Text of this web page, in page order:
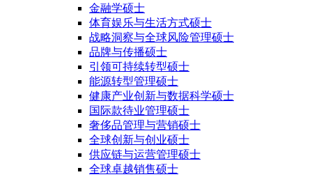
金融学硕士
体育娱乐与生活方式硕士
战略洞察与全球风险管理硕士
品牌与传播硕士
引领可持续转型硕士
能源转型管理硕士
健康产业创新与数据科学硕士
国际款待业管理硕士
奢侈品管理与营销硕士
全球创新与创业硕士
供应链与运营管理硕士
全球卓越销售硕士